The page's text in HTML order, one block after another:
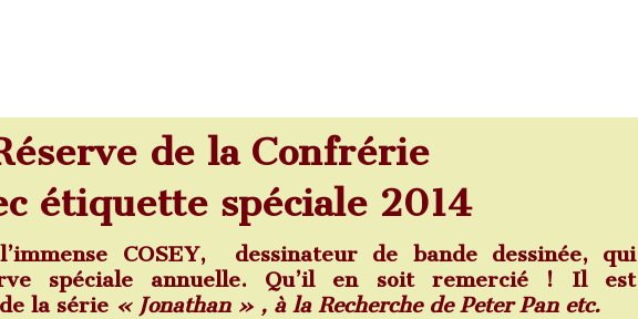
de la Confrérie
étiquette spéciale 2014
COSEY,
dessinateur de bande dessinée, qui
spéciale annuelle. Qu’il en soit remercié ! Il est
la série « Jonathan » , à la Recherche de Peter Pan etc.